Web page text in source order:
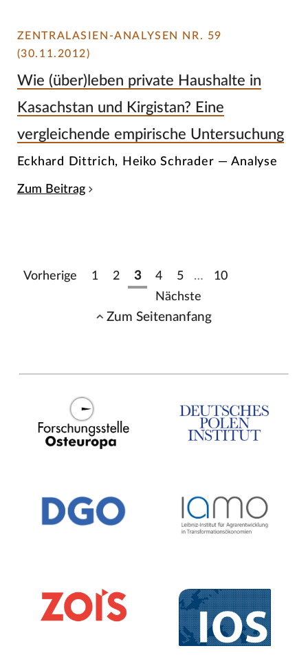
ZENTRALASIEN-ANALYSEN NR. 59
(30.11.2012)
Wie (über)leben private Haushalte in
Kasachstan und Kirgistan? Eine
vergleichende empirische Untersuchung
Eckhard Dittrich, Heiko Schrader — Analyse
Zum Beitrag
Vorherige 1 2 3 4 5 …
10
Nächste
Zum Seitenanfang